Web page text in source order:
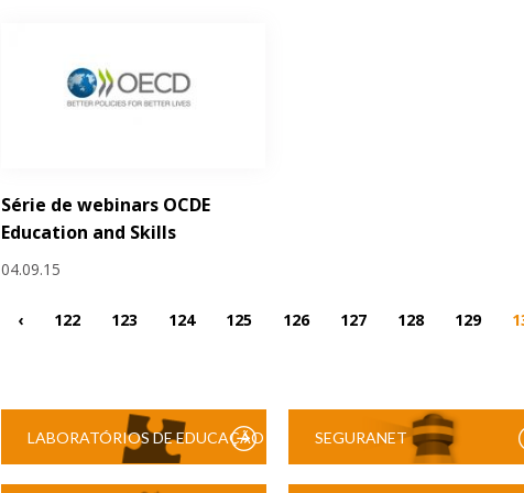
Série de webinars OCDE
Education and Skills
04.09.15
‹ 122 123 124 125 126 127 128 129
LABORATÓRIOS DE EDUCAÇÃO SEGURANET